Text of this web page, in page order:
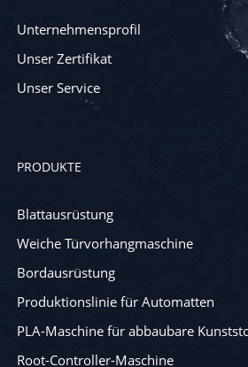
Unternehmensprofil
Unser Zertifikat
Unser Service
PRODUKTE
Blattausrüstung
Weiche Türvorhangmaschine
Bordausrüstung
Produktionslinie für Automatten
PLA-Maschine für abbaubare
Root-Controller-Maschine